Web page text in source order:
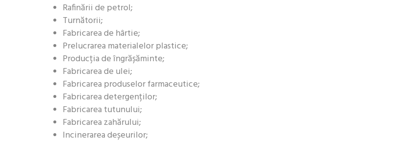
Rafinării de petrol;
Turnătorii;
Fabricarea de hârtie;
Prelucrarea materialelor plastice;
Producția de îngrășăminte;
Fabricarea de ulei;
Fabricarea produselor farmaceutice;
Fabricarea detergenților;
Fabricarea tutunului;
Fabricarea zahărului;
Incinerarea deșeurilor;